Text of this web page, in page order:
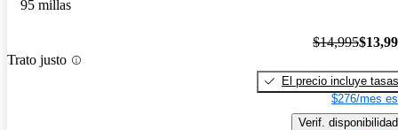
95 millas
Trato justo
$14,995
El precio incluye tasas
$276/mes
Verif. disponibilidad